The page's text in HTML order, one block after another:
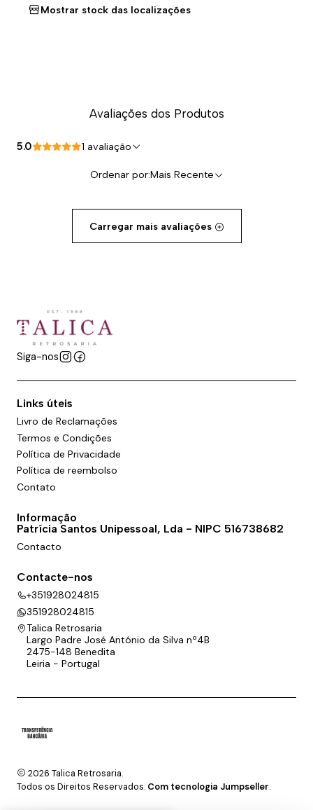
Mostrar stock das localizações
Avaliações dos Produtos
5.0 1 avaliação
Ordenar por:Mais Recente
Carregar mais avaliações
Siga-nos
Links úteis
Livro de Reclamações
Termos e Condições
Política de Privacidade
Política de reembolso
Contato
Informação
Patrícia Santos Unipessoal, Lda - NIPC 516738682
Contacto
Contacte-nos
+351928024815
351928024815
Talica Retrosaria
Largo Padre José António da Silva nº4B
2475-148 Benedita
Leiria - Portugal
2026 Talica Retrosaria.
Todos os Direitos Reservados. Com tecnologia Jumpseller.